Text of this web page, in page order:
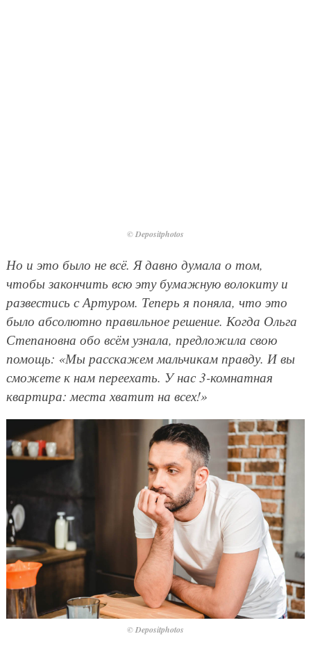
© Depositphotos
Но и это было не всё. Я давно думала о том,
чтобы закончить всю эту бумажную волокиту и
развестись с Артуром. Теперь я поняла, что это
было абсолютно правильное решение. Когда Ольга
Степановна обо всём узнала, предложила свою
помощь: «Мы расскажем мальчикам правду. И вы
сможете к нам переехать. У нас 3-комнатная
квартира: места хватит на всех!»
© Depositphotos